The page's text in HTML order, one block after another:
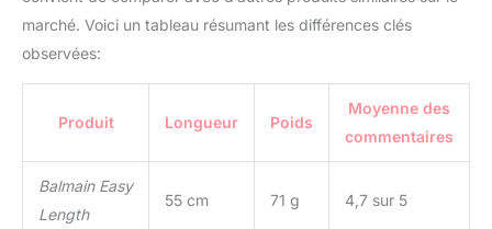
marché. Voici un tableau résumant les différences clés
observées:
Produit Longueur Poids
Moyenne des
commentaires
Balmain Easy
Length
55 cm 71 g 4,7 sur 5